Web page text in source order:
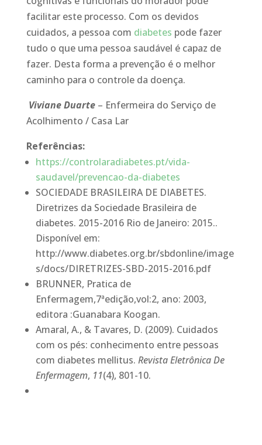
facilitar este processo. Com os devidos
cuidados, a pessoa com diabetes pode fazer
tudo o que uma pessoa saudável é capaz de
fazer. Desta forma a prevenção é o melhor
caminho para o controle da doença.
Viviane Duarte – Enfermeira do Serviço de
Acolhimento / Casa Lar
Referências:
https://controlaradiabetes.pt/vida-
saudavel/prevencao-da-diabetes
SOCIEDADE BRASILEIRA DE DIABETES.
Diretrizes da Sociedade Brasileira de
diabetes. 2015-2016 Rio de Janeiro: 2015..
Disponível em:
http://www.diabetes.org.br/sbdonline/image
s/docs/DIRETRIZES-SBD-2015-2016.pdf
BRUNNER, Pratica de
Enfermagem,7ªedição,vol:2, ano: 2003,
editora :Guanabara Koogan.
Amaral, A., & Tavares, D. (2009). Cuidados
com os pés: conhecimento entre pessoas
com diabetes mellitus. Revista Eletrônica De
Enfermagem, 11(4), 801-10.